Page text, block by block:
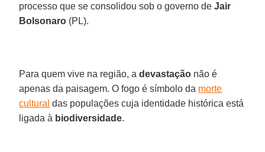
processo que se consolidou sob o governo deJair
Bolsonaro (PL).
Para quem vive na região, adevastação não é
apenas da paisagem. O fogo é símbolo da morte
cultural das populações cuja identidade histórica está
ligada à biodiversidade.